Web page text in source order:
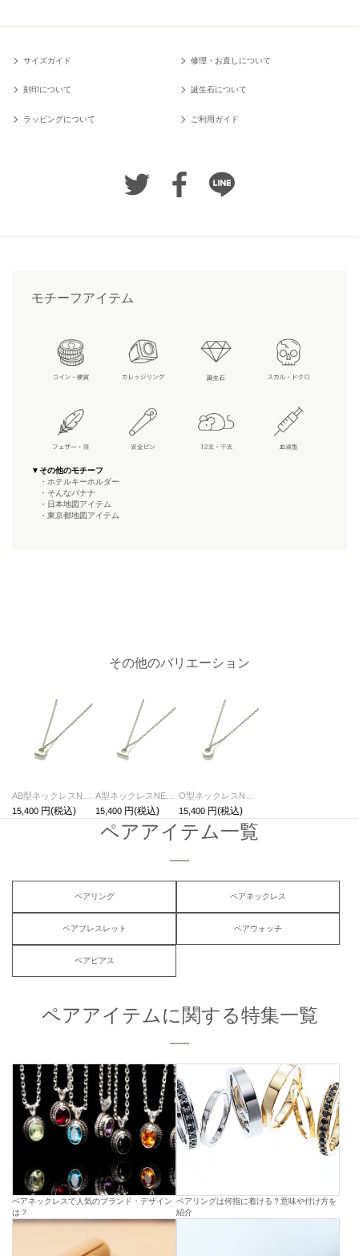
サイズガイド 修理・お直しについて
刻印について 誕生石について
ラッピングについて ご利用ガイド
モチーフアイテム
▼その他のモチーフ
・ホテルキーホルダー
・そんなバナナ
・日本地図アイテム
・東京都地図アイテム
その他のバリエーション
15,400
A型ネックレスNEWTYPE（血液型）-シルバー
15,400
15,400
ペアアイテム一覧
ペアリング ペアネックレス
ペアブレスレット ペアウォッチ
ペアピアス
ペアアイテムに関する特集一覧
ペアネックレスで人気のブランド・デザイン
は？
ペアリングは何指に着ける？意味や付け方を
紹介